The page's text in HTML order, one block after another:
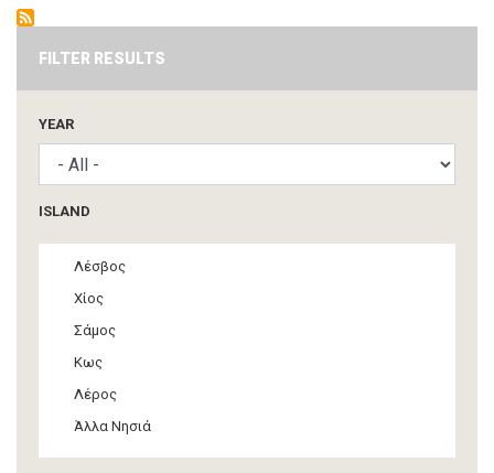
FILTER RESULTS
YEAR
ISLAND
Λέσβος
Χίος
Σάμος
Κως
Λέρος
Άλλα Νησιά